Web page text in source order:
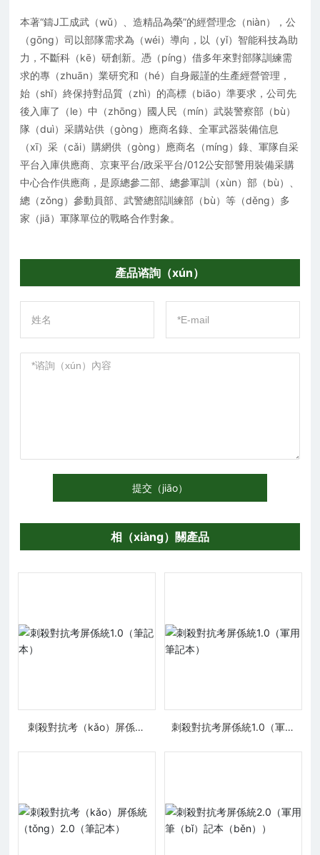
本著“鑄J工成武（wǔ）、造精品為榮”的經營理念（niàn），公
（gōng）司以部隊需求為（wéi）導向，以（yǐ）智能科技為助
力，不斷科（kē）研創新。憑（píng）借多年來對部隊訓練需
求的專（zhuān）業研究和（hé）自身嚴謹的生產經營管理，
始（shǐ）終保持對品質（zhì）的高標（biāo）準要求，公司先
後入庫了（le）中（zhōng）國人民（mín）武裝警察部（bù）
隊（duì）采購站供（gòng）應商名錄、全軍武器裝備信息
（xī）采（cǎi）購網供（gòng）應商名（míng）錄、軍隊自采
平台入庫供應商、京東平台/政采平台/012公安部警用裝備采購
中心合作供應商，是原總參二部、總參軍訓（xùn）部（bù）、
總（zǒng）參動員部、武警總部訓練部（bù）等（děng）多
家（jiā）軍隊單位的戰略合作對象。
產品谘詢（xún）
提交（jiāo）
相（xiàng）關產品
刺殺對抗考（kǎo）屏係統
刺殺對抗考屏係統1.0（軍用